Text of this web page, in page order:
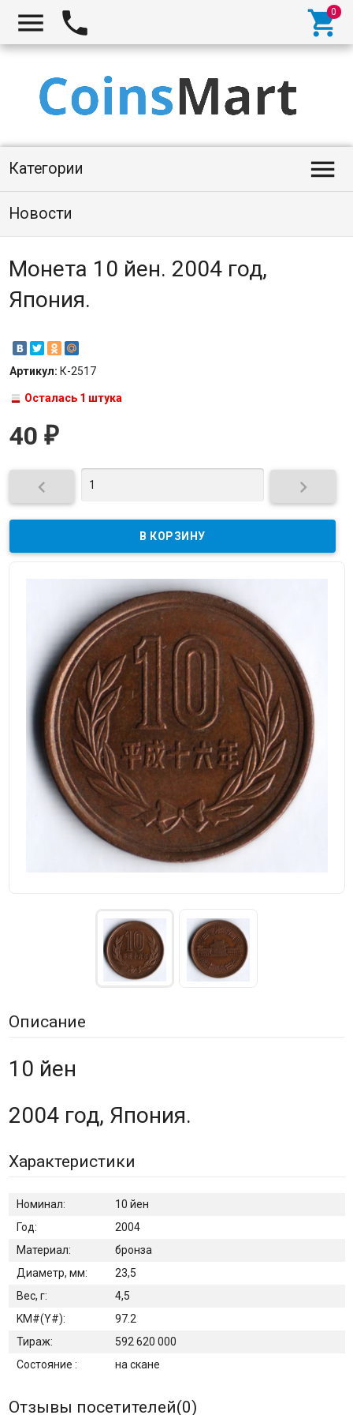
  
Категории 
Новости
Монета 10 йен. 2004 год,
Япония.
Артикул: К-2517
Осталась 1 штука
40 ₽
 
Описание
10 йен
2004 год, Япония.
Характеристики
Номинал:
10 йен
Год:
2004
Материал:
бронза
Диаметр, мм:
23,5
Вес, г:
4,5
KM#(Y#):
97.2
Тираж:
592 620 000
Состояние :
на скане
Отзывы посетителей(0)